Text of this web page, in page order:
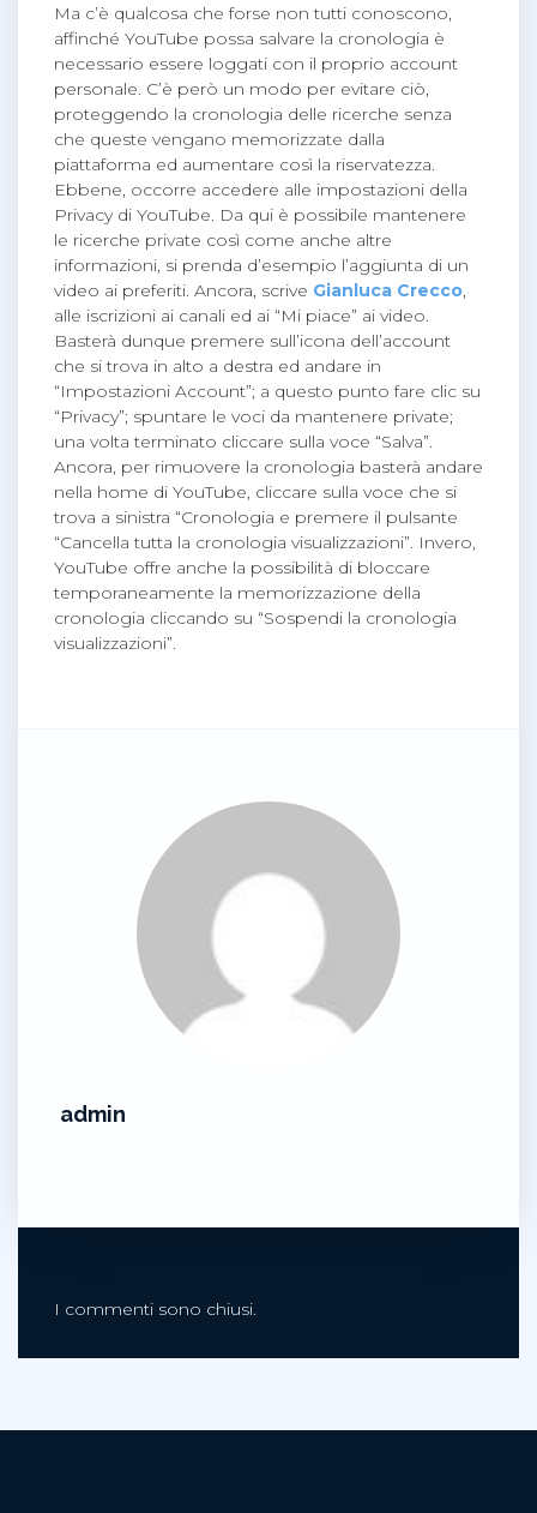
Ma c’è qualcosa che forse non tutti conoscono,
affinché YouTube possa salvare la cronologia è
necessario essere loggati con il proprio account
personale. C’è però un modo per evitare ciò,
proteggendo la cronologia delle ricerche senza
che queste vengano memorizzate dalla
piattaforma ed aumentare così la riservatezza.
Ebbene, occorre accedere alle impostazioni della
Privacy di YouTube. Da qui è possibile mantenere
le ricerche private così come anche altre
informazioni, si prenda d’esempio l’aggiunta di un
video ai preferiti. Ancora, scrive Gianluca Crecco,
alle iscrizioni ai canali ed ai “Mi piace” ai video.
Basterà dunque premere sull’icona dell’account
che si trova in alto a destra ed andare in
“Impostazioni Account”; a questo punto fare clic su
“Privacy”; spuntare le voci da mantenere private;
una volta terminato cliccare sulla voce “Salva”.
Ancora, per rimuovere la cronologia basterà andare
nella home di YouTube, cliccare sulla voce che si
trova a sinistra “Cronologia e premere il pulsante
“Cancella tutta la cronologia visualizzazioni”. Invero,
YouTube offre anche la possibilità di bloccare
temporaneamente la memorizzazione della
cronologia cliccando su “Sospendi la cronologia
visualizzazioni”.
admin
I commenti sono chiusi.